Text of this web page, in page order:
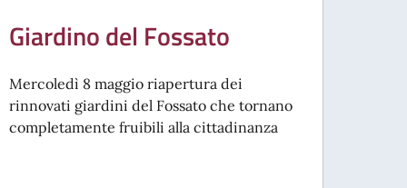
Giardino del Fossato
Mercoledì 8 maggio riapertura dei
rinnovati giardini del Fossato che tornano
completamente fruibili alla cittadinanza